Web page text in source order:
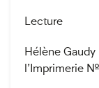
Lecture
Hélène
l’Imprimerie